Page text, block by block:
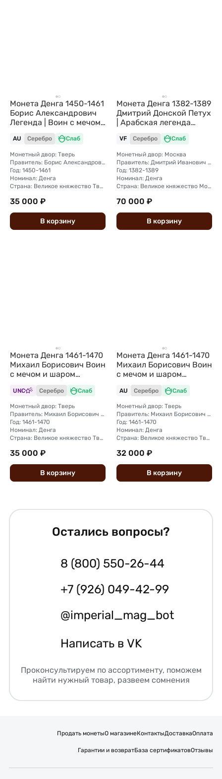
Монета Денга 1450-1461
Борис Александрович
Легенда | Воин с мечом
и шаром Тверское
княжество слаб ННР AU
53
AU Серебро Слаб
Монетный двор: Тверь
Правитель: Борис Александрович (1426 — 1461)
Год: 1450-1461
Номинал: Денга
Страна: Великое княжество Тверское
35 000 ₽
В корзину
Монета Денга 1382-1389
Дмитрий Донской Петух
| Арабская легенда
Московское княжество
слаб ННР VF
VF Серебро Слаб
Монетный двор: Москва
Правитель: Дмитрий Иванович Донской (1359—1389)
Год: 1382-1389
Номинал: Денга
Страна: Великое княжество Московское
70 000 ₽
В корзину
Монета Денга 1461-1470
Михаил Борисович Воин
с мечом и шаром
Тверское княжество
слаб ННР MS 61
UNC Серебро Слаб
Монетный двор: Тверь
Правитель: Михаил Борисович (1461—1485)
Год: 1461-1470
Номинал: Денга
Страна: Великое княжество Тверское
35 000 ₽
В корзину
Монета Денга 1461-1470
Михаил Борисович Воин
с мечом и шаром
Тверское княжество
слаб ННР AU 55
AU Серебро Слаб
Монетный двор: Тверь
Правитель: Михаил Борисович (1461—1485)
Год: 1461-1470
Номинал: Денга
Страна: Великое княжество Тверское
32 000 ₽
В корзину
Остались вопросы?
8 (800) 550-26-44
+7 (926) 049-42-99
@imperial_mag_bot
Написать в VK
Проконсультируем по ассортименту, поможем
найти нужный товар, развеем сомнения
Продать монетыО магазинеКонтактыДоставкаОплата
Гарантии и возвратБаза сертификатовОтзывы